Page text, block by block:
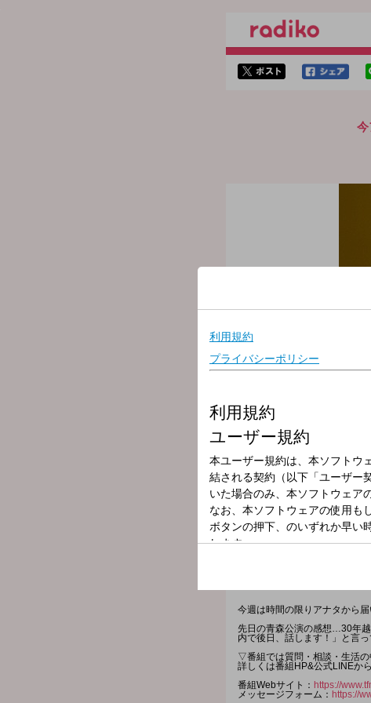
今
放送局
放送時間
2026年6月13日（
番組名
福山雅治 福のラジオ
今週は時間の限りアナタから
先日の青森公演の感想…30年
内で後日、話します！」と言
▽番組では質問・相談・生活の
詳しくは番組HP&公式LINEから
番組Webサイト： https://
メッセージフォーム： https://